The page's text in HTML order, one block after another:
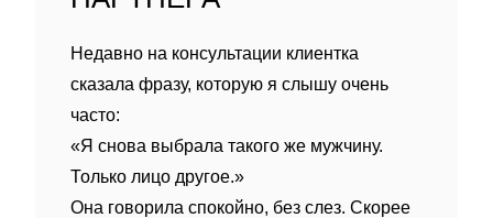
Недавно на консультации клиентка
сказала фразу, которую я слышу очень
часто:
«Я снова выбрала такого же мужчину.
Только лицо другое.»
Она говорила спокойно, без слез. Скорее